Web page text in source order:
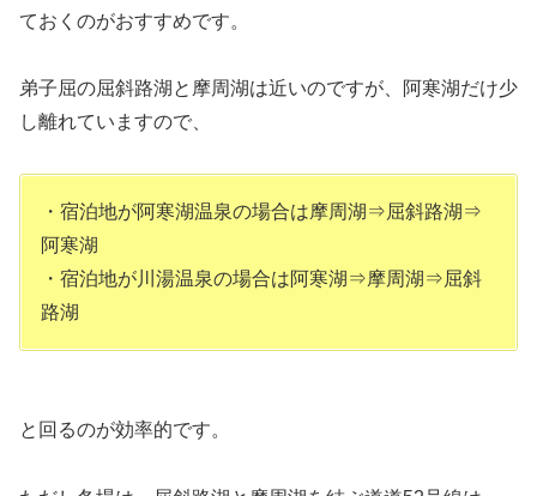
ておくのがおすすめです。
弟子屈の屈斜路湖と摩周湖は近いのですが、阿寒湖だけ少
し離れていますので、
・宿泊地が阿寒湖温泉の場合は摩周湖⇒屈斜路湖⇒
阿寒湖
・宿泊地が川湯温泉の場合は阿寒湖⇒摩周湖⇒屈斜
路湖
と回るのが効率的です。